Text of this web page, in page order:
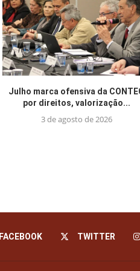
Julho marca ofensiva da
por direitos, valorização...
3 de agosto de 2026
FACEBOOK TWITTER